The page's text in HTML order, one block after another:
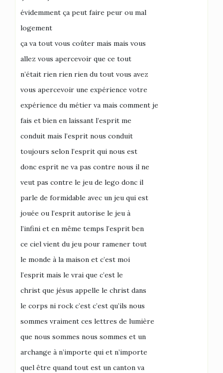
évidemment ça peut faire peur ou mal
logement
ça va tout vous coûter mais mais vous
allez vous apercevoir que ce tout
n’était rien rien rien du tout vous avez
vous apercevoir une expérience votre
expérience du métier va mais comment je
fais et bien en laissant l’esprit me
conduit mais l’esprit nous conduit
toujours selon l’esprit qui nous est
donc esprit ne va pas contre nous il ne
veut pas contre le jeu de lego donc il
parle de formidable avec un jeu qui est
jouée ou l’esprit autorise le jeu à
l’infini et en même temps l’esprit ben
ce ciel vient du jeu pour ramener tout
le monde à la maison et c’est moi
l’esprit mais le vrai que c’est le
christ que jésus appelle le christ dans
le corps ni rock c’est c’est qu’ils nous
sommes vraiment ces lettres de lumière
que nous sommes nous sommes et un
archange à n’importe qui et n’importe
quel être quand tout est un canton va